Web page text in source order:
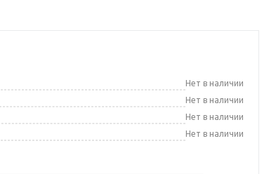
Нет в наличии
Нет в наличии
Нет в наличии
Нет в наличии